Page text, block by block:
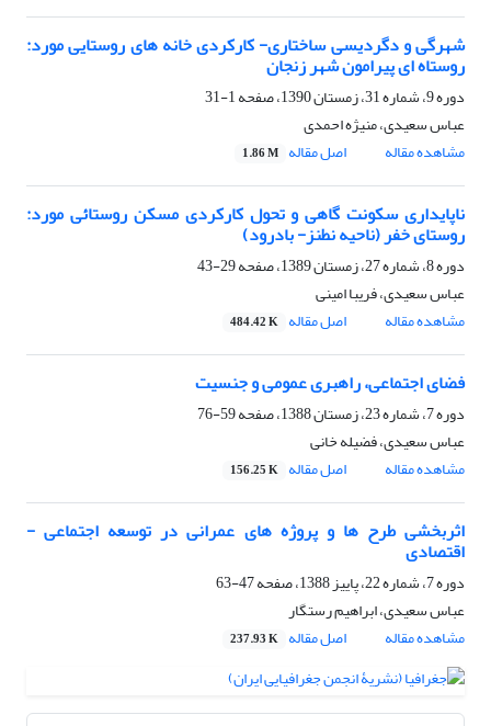
شهرگی و دگردیسی ساختاری- کارکردی خانه های روستایی مورد:
روستاه ای پیرامون شهر زنجان
دوره 9، شماره 31، زمستان 1390، صفحه
1-31
عباس سعیدی، منیژه احمدی
مشاهده مقاله
اصل مقاله 1.86 M
ناپایداری سکونت گاهی و تحول کارکردی مسکن روستائی مورد:
روستای خفر (ناحیه نطنز- بادرود)
دوره 8، شماره 27، زمستان 1389، صفحه
29-43
عباس سعیدی، فریبا امینی
مشاهده مقاله
اصل مقاله 484.42 K
فضای اجتماعی، راهبری عمومی و جنسیت
دوره 7، شماره 23، زمستان 1388، صفحه
59-76
عباس سعیدی، فضیله خانی
مشاهده مقاله
اصل مقاله 156.25 K
اثربخشی طرح ها و پروژه های عمرانی در توسعه اجتماعی -
اقتصادی
دوره 7، شماره 22، پاییز 1388، صفحه
47-63
عباس سعیدی، ابراهیم رستگار
مشاهده مقاله
اصل مقاله 237.93 K